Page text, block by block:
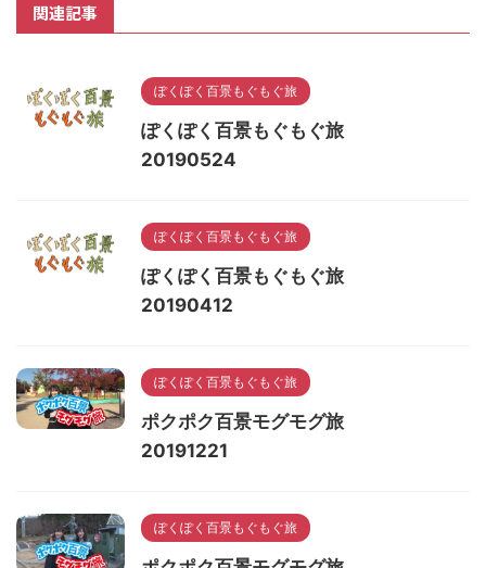
関連記事
ぽくぽく百景もぐもぐ旅
ぽくぽく百景もぐもぐ旅
20190524
ぽくぽく百景もぐもぐ旅
ぽくぽく百景もぐもぐ旅
20190412
ぽくぽく百景もぐもぐ旅
ポクポク百景モグモグ旅
20191221
ぽくぽく百景もぐもぐ旅